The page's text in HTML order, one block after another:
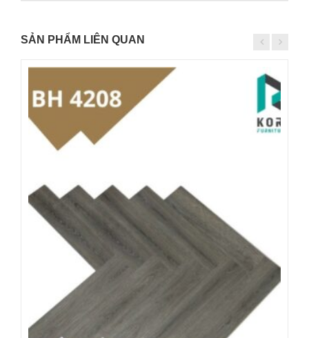
SẢN PHẨM LIÊN QUAN